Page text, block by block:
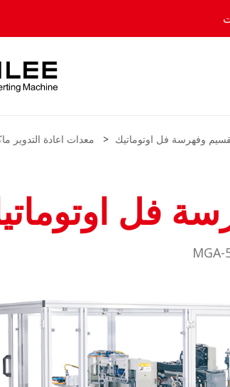
معدات اعادة التدوير
MGA-